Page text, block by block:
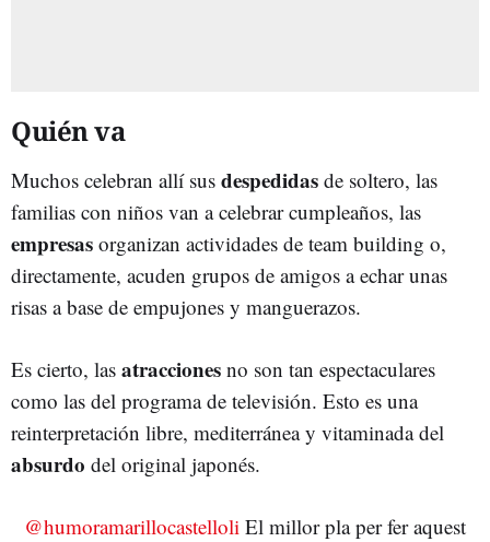
Quién va
Muchos celebran allí sus despedidas de soltero, las
familias con niños van a celebrar cumpleaños, las
empresas organizan actividades de team building o,
directamente, acuden grupos de amigos a echar unas
risas a base de empujones y manguerazos.
Es cierto, las atracciones no son tan espectaculares
como las del programa de televisión. Esto es una
reinterpretación libre, mediterránea y vitaminada del
absurdo del original japonés.
@humoramarillocastelloli El millor pla per fer aquest